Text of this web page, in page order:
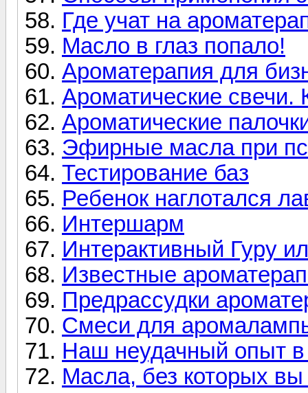
Где учат на
Масло в глаз попало!
Ароматерапия для
Ароматические свечи.
Ароматические
Эфирные масла при
Тестирование баз
Ребенок наглотался
Интершарм
Интерактивный Гуру
Известные
Предрассудки
Смеси для
Наш неудачный опыт
Масла, без которых